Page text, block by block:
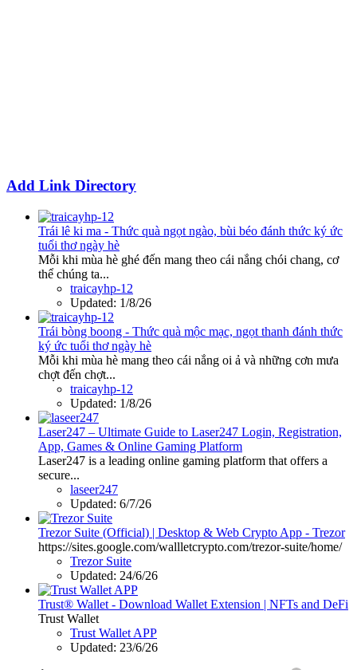
Add Link Directory
Trái lê ki ma - Thức quà ngọt ngào, bùi béo đánh thức ký ức
tuổi thơ ngày hè
Mỗi khi mùa hè ghé đến mang theo cái nắng chói chang, cơ
thể chúng ta...
traicayhp-12
Updated: 1/8/26
Trái bòng boong - Thức quà mộc mạc, ngọt thanh đánh thức
ký ức tuổi thơ ngày hè
Mỗi khi mùa hè mang theo cái nắng oi ả và những cơn mưa
chợt đến chợt...
traicayhp-12
Updated: 1/8/26
Laser247 – Ultimate Guide to Laser247 Login, Registration,
App, Games & Online Gaming Platform
Laser247 is a leading online gaming platform that offers a
secure...
laseer247
Updated: 6/7/26
Trezor Suite (Official) | Desktop & Web Crypto App - Trezor
https://sites.google.com/wallletcrypto.com/trezor-suite/home/
Trezor Suite
Updated: 24/6/26
Trust® Wallet - Download Wallet Extension | NFTs and DeFi
Trust Wallet
Trust Wallet APP
Updated: 23/6/26